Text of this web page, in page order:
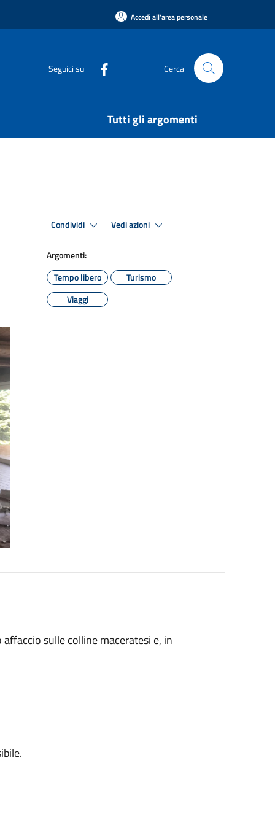
Accedi all'area personale
Seguici su Cerca
Tutti gli argomenti
Condividi Vedi azioni
Argomenti:
Tempo libero
Turismo
Viaggi
sulle colline maceratesi e, in